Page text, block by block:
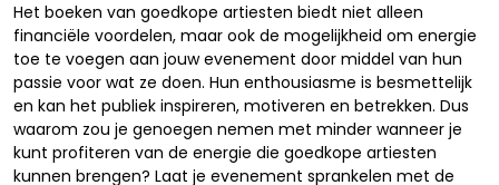
Het boeken van goedkope artiesten biedt niet alleen
financiële voordelen, maar ook de mogelijkheid om energie
toe te voegen aan jouw evenement door middel van hun
passie voor wat ze doen. Hun enthousiasme is besmettelijk
en kan het publiek inspireren, motiveren en betrekken. Dus
waarom zou je genoegen nemen met minder wanneer je
kunt profiteren van de energie die goedkope artiesten
kunnen brengen? Laat je evenement sprankelen met de